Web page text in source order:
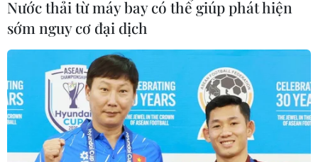
Nước thải từ máy bay có thể giúp phát hiện
sớm nguy cơ đại dịch